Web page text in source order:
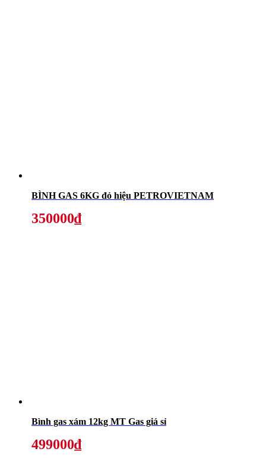
BÌNH GAS 6KG đỏ hiệu PETROVIETNAM
350000₫
Bình gas xám 12kg MT Gas giá sỉ
499000₫